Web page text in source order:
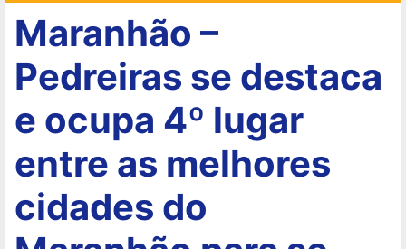
Maranhão –
Pedreiras se destaca
e ocupa 4º lugar
entre as melhores
cidades do